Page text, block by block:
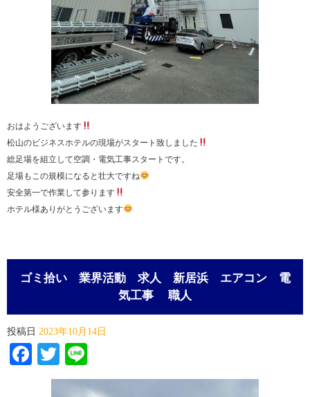
おはようございます
松山のビジネスホテルの現場がスタート致しました
総足場を組立して空調・電気工事スタートです。
足場もこの規模になると壮大ですね
安全第一で作業して参ります
ホテル様ありがとうございます
ゴミ拾い 業界活動 求人 新居浜 エアコン 電
気工事 職人
投稿日 2023年10月14日
Facebook
Twitter